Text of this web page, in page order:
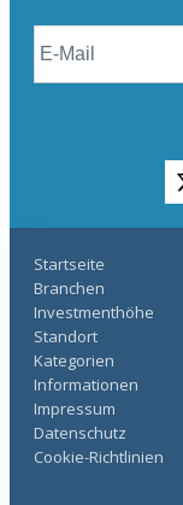
Startseite
Branchen
Investmenthöhe
Standort
Kategorien
Informationen
Impressum
Datenschutz
Cookie-Richtlinien